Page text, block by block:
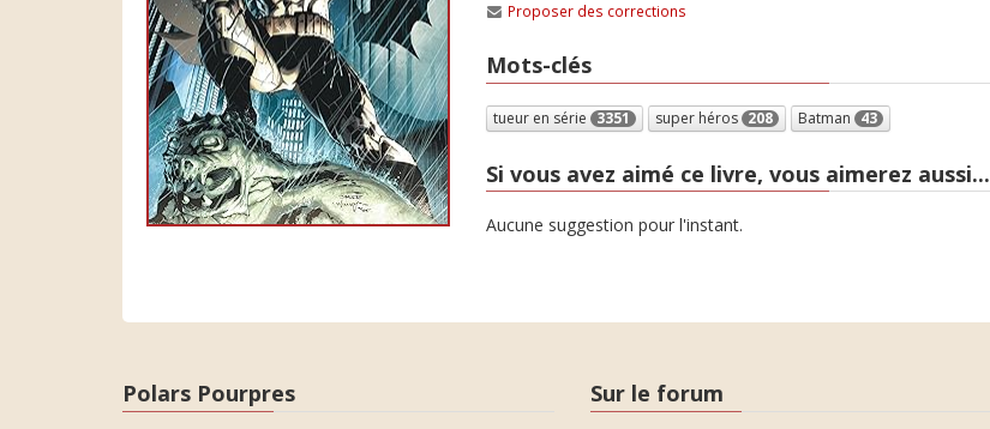
Proposer des corrections
Mots-clés
tueur en série 3351 super héros 208 Batman 43
Si vous avez aimé ce livre, vous aimerez aussi...
Aucune suggestion pour l'instant.
Polars Pourpres Sur le forum